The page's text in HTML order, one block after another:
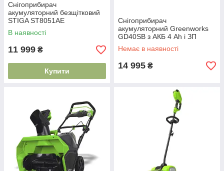
Снігоприбирач
акумуляторний безщітковий
STIGA ST8051AE
В наявності
11 999 ₴
Купити
Снігоприбирач
акумуляторний Greenworks
GD40SB з АКБ 4 Ah і ЗП
Немає в наявності
14 995 ₴